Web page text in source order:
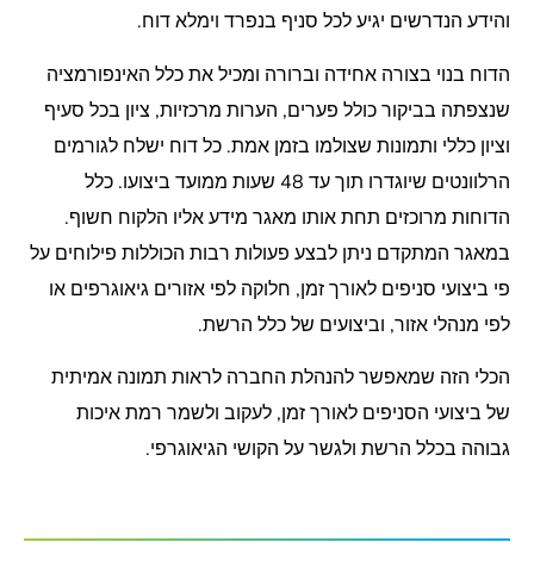
והידע הנדרשים יגיע לכל סניף בנפרד וימלא דוח.
הדוח בנוי בצורה אחידה וברורה ומכיל את כלל האינפורמציה
שנצפתה בביקור כולל פערים, הערות מרכזיות, ציון בכל סעיף
וציון כללי ותמונות שצולמו בזמן אמת. כל דוח ישלח לגורמים
הרלוונטים שיוגדרו תוך עד 48 שעות ממועד ביצועו. כלל
הדוחות מרוכזים תחת אותו מאגר מידע אליו הלקוח חשוף.
במאגר המתקדם ניתן לבצע פעולות רבות הכוללות פילוחים על
פי ביצועי סניפים לאורך זמן, חלוקה לפי אזורים גיאוגרפים או
לפי מנהלי אזור, וביצועים של כלל הרשת.
הכלי הזה שמאפשר להנהלת החברה לראות תמונה אמיתית
של ביצועי הסניפים לאורך זמן, לעקוב ולשמר רמת איכות
גבוהה בכלל הרשת ולגשר על הקושי הגיאוגרפי.